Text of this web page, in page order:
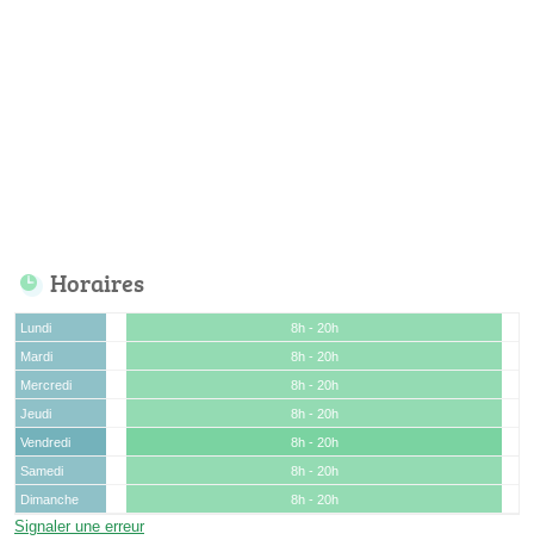
Horaires
Lundi
8h - 20h
Mardi
8h - 20h
Mercredi
8h - 20h
Jeudi
8h - 20h
Vendredi
8h - 20h
Samedi
8h - 20h
Dimanche
8h - 20h
Signaler une erreur